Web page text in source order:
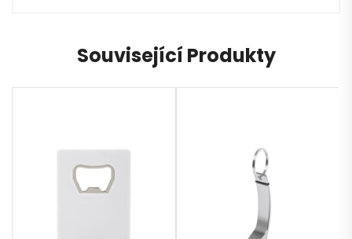
Související Produkty